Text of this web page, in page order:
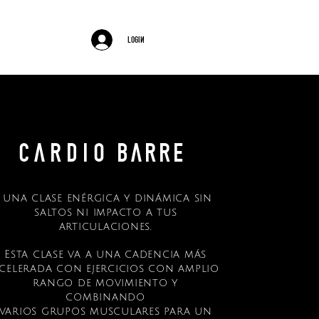
login
c a r d i o barre
una clase enérgica y dinámica sin
saltos ni impacto a tus
articulaciones.
Esta clase va a una cadencia más
con ejercicios con amplio
rango de movimiento y
combinando
varios grupos musculares para un